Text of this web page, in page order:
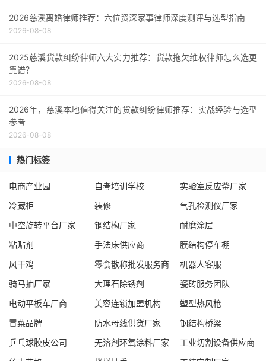
2026慈溪离婚律师推荐：六位资深家事律师深度测评与选型指南
2026-08-08
2025慈溪货款纠纷律师六大实力推荐：货款拖欠维权律师怎么选更
靠谱？
2026-08-08
2026年，慈溪本地值得关注的货款纠纷律师推荐：实战经验与选型
参考
2026-08-08
热门标签
电商产业园 自考培训学校
实验室反应釜厂家
冷藏柜
装修
气孔检测仪厂家
中空旋转平台厂家
钢结构厂家
耐磨涂层
粘贴剂
手法床供应商
膜结构停车棚
风干鸡
零食散称批发服务商
机器人客服
骑马抽厂家
大理石除锈剂
瓷砖服务团队
电动平板车厂商
美容连锁加盟机构
塑型热风枪
冒菜品牌
防水母线供货厂家
钢结构桥梁
乒乓球胶皮公司
无溶剂环氧涂料厂家
工业切割设备供应商